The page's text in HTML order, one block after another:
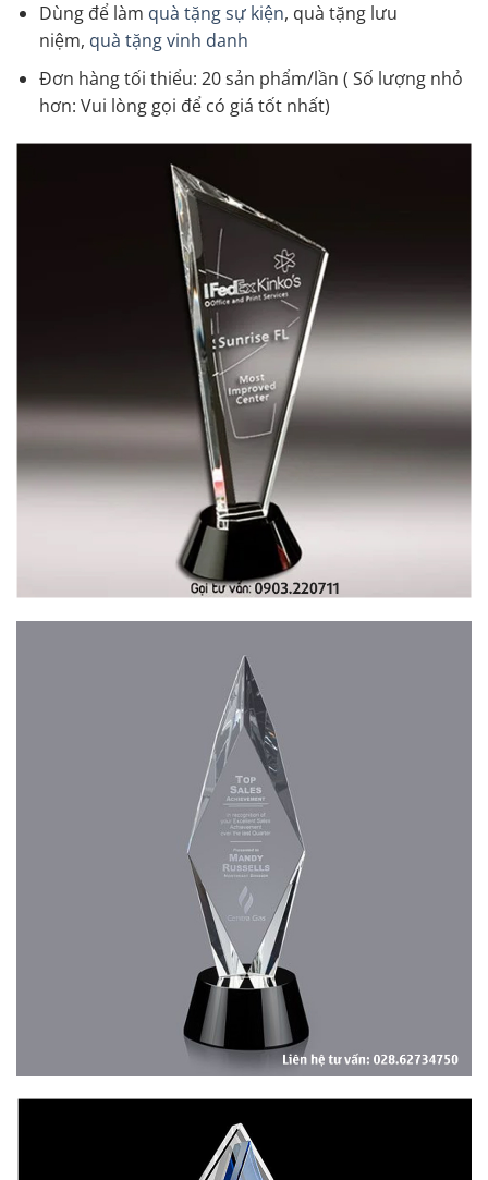
Dùng để làm quà tặng sự kiện, quà tặng lưu
niệm, quà tặng vinh danh
Đơn hàng tối thiểu: 20 sản phẩm/lần ( Số lượng nhỏ
hơn: Vui lòng gọi để có giá tốt nhất)